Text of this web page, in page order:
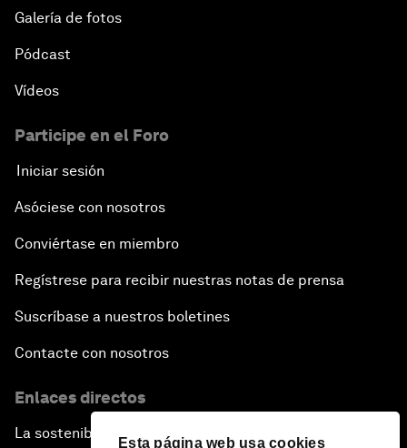
Esta página web usa cookies
Galería de fotos
Pódcast
Vídeos
Participe en el Foro
Iniciar sesión
Asóciese con nosotros
Conviértase en miembro
Regístrese para recibir nuestras notas de prensa
Suscríbase a nuestros boletines
Contacte con nosotros
Enlaces directos
La sostenibilidad en el Foro